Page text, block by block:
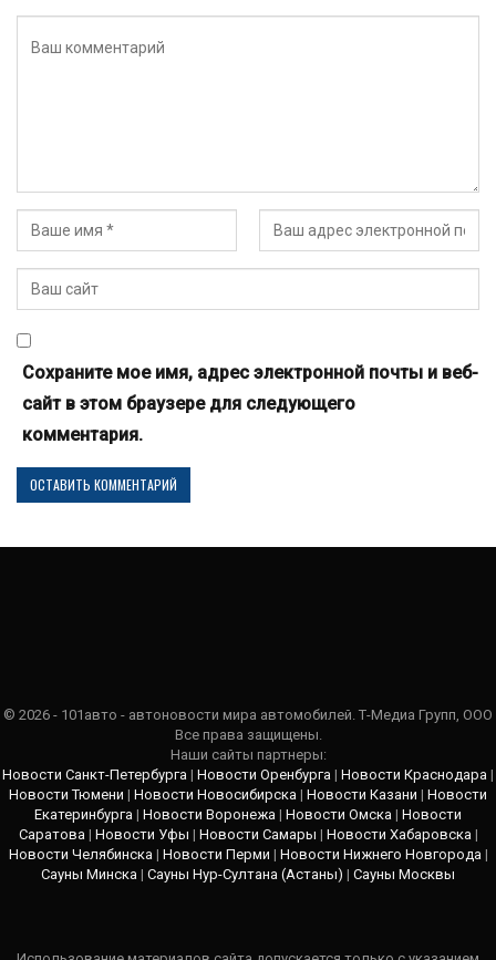
Сохраните мое имя, адрес электронной почты и веб-
сайт в этом браузере для следующего
комментария.
© 2026 - 101авто - автоновости мира автомобилей. Т-Медиа Групп, ООО
Все права защищены.
Наши сайты партнеры:
Новости Санкт-Петербурга | Новости Оренбурга | Новости Краснодара |
Новости Тюмени | Новости Новосибирска | Новости Казани | Новости
Екатеринбурга | Новости Воронежа | Новости Омска | Новости
Саратова| Новости Уфы | Новости Самары | Новости Хабаровска|
Новости Челябинска| Новости Перми | Новости Нижнего Новгорода|
Сауны Минска | Сауны Нур-Султана (Астаны) | Сауны Москвы